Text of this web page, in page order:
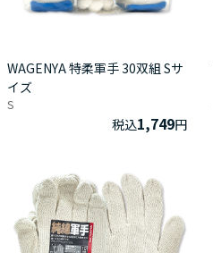
WAGENYA 特柔軍手 30双組 Sサ
イズ
S
税込1,749円